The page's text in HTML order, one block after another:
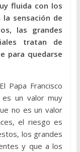
fluida con los
sensación de
las grandes
tratan de
para quedarse
Papa Francisco
un valor muy
no es un valor
el riesgo es
los grandes
y que a los